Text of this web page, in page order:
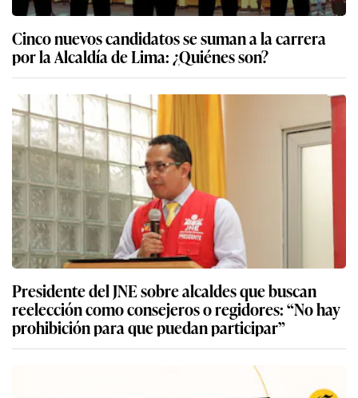
Cinco nuevos candidatos se suman a la carrera
por la Alcaldía de Lima: ¿Quiénes son?
Presidente del JNE sobre alcaldes que buscan
reelección como consejeros o regidores: “No hay
prohibición para que puedan participar”